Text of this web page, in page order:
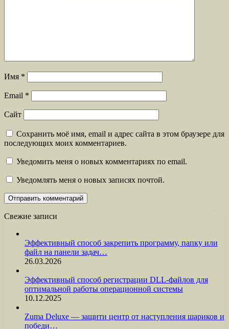
Имя *
Email *
Сайт
Сохранить моё имя, email и адрес сайта в этом браузере для
последующих моих комментариев.
Уведомить меня о новых комментариях по email.
Уведомлять меня о новых записях почтой.
Свежие записи
Эффективный способ закрепить программу, папку или
файл на панели задач…
26.03.2026
Эффективный способ регистрации DLL-файлов для
оптимальной работы операционной системы
10.12.2025
Zuma Deluxe — защити центр от наступления шариков и
победи…